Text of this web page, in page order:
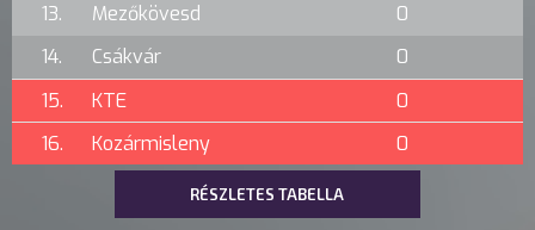
13.
Mezőkövesd
0
14.
Csákvár
0
15.
KTE
0
16.
Kozármisleny 0
RÉSZLETES TABELLA